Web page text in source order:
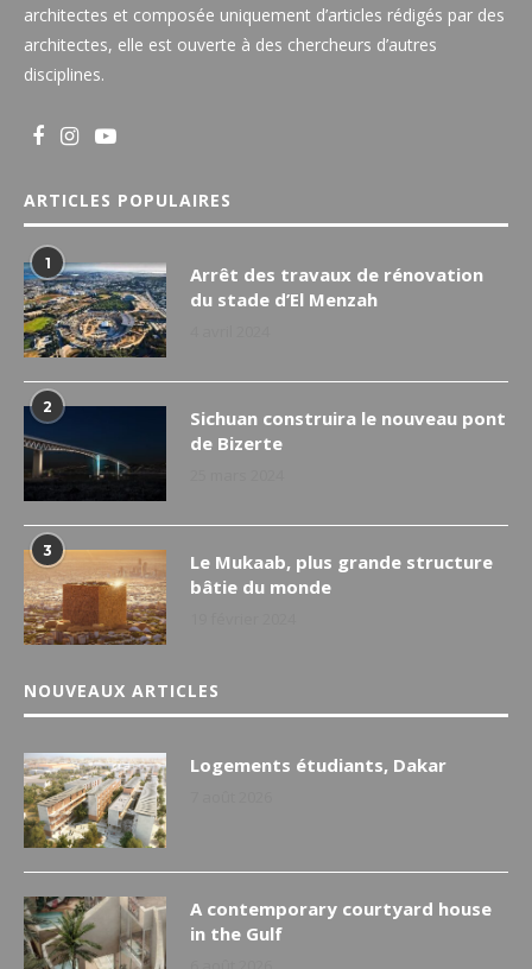
architectes et composée uniquement d’articles rédigés par des
architectes, elle est ouverte à des chercheurs d’autres
disciplines.
ARTICLES POPULAIRES
1
Arrêt des travaux de rénovation
du stade d’El Menzah
2
Sichuan construira le nouveau pont
de Bizerte
3
Le Mukaab, plus grande structure
bâtie du monde
NOUVEAUX ARTICLES
Logements étudiants, Dakar
A contemporary courtyard house
in the Gulf